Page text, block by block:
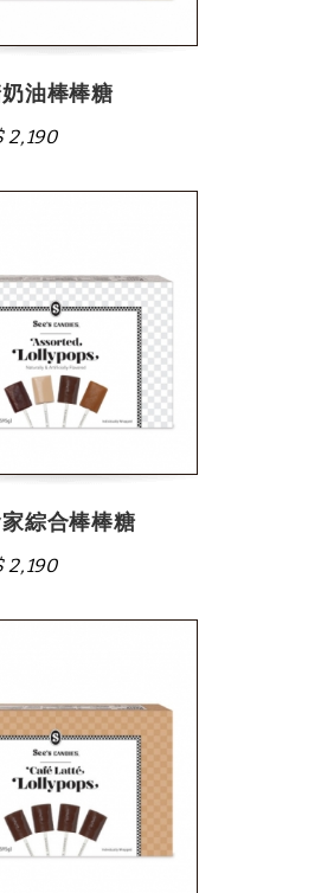
油棒棒糖
2,190
綜合棒棒糖
2,190